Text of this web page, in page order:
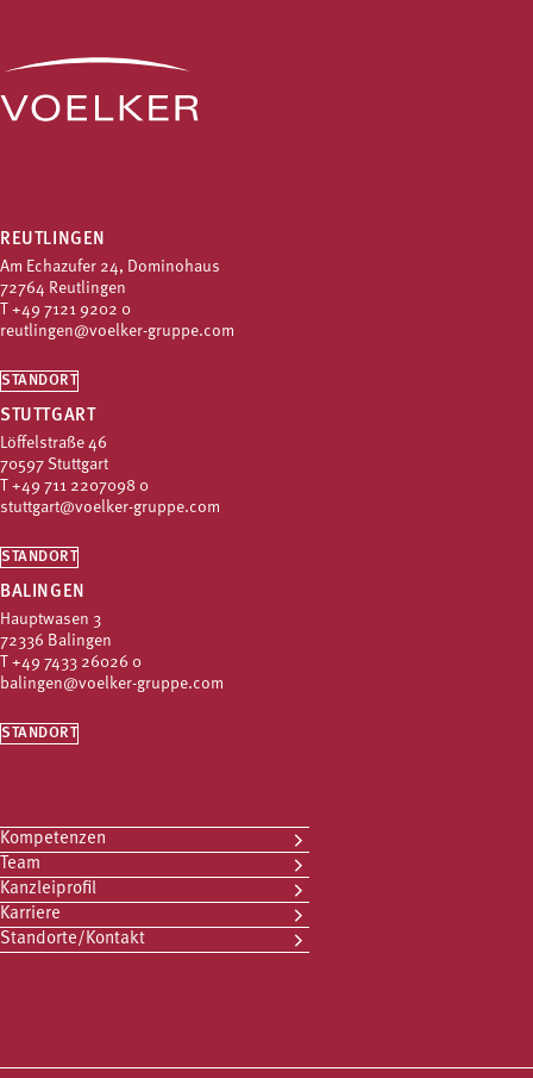
REUTLINGEN
Am Echazufer 24, Dominohaus
72764 Reutlingen
+49 7121 9202 0
reutlingen@voelker-gruppe.com
STANDORT
STUTTGART
Löffelstraße 46
70597 Stuttgart
+49 711 2207098 0
stuttgart@voelker-gruppe.com
STANDORT
BALINGEN
Hauptwasen 3
72336 Balingen
+49 7433 26026 0
balingen@voelker-gruppe.com
STANDORT
Kompetenzen
Team
Kanzleiprofil
Karriere
Standorte/Kontakt